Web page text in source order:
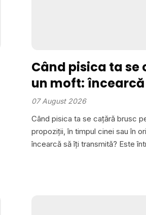
Când pisica ta se
un moft:
anume
07 August 2026
Când pisica ta se cațără brusc
propoziții, în timpul cinei sau în
încearcă să îți transmită? Este